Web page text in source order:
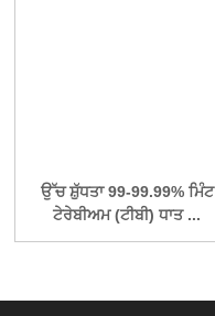
ਉੱਚ ਸ਼ੁੱਧਤਾ 99-99.99% ਮਿੰਟ
ਟੇਰੇਬੀਅਮ (ਟੀਬੀ) ਧਾਤ ...